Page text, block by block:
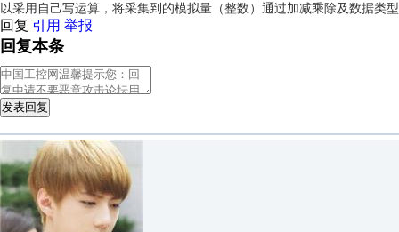
以采用自己写运算，将采集到的模拟量（整数）通过加减乘除及数据类
回复 引用 举报
回复本条
发表回复